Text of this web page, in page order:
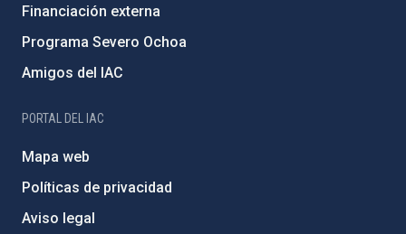
Financiación externa
Programa Severo Ochoa
Amigos del IAC
PORTAL DEL IAC
Mapa web
Políticas de privacidad
Aviso legal